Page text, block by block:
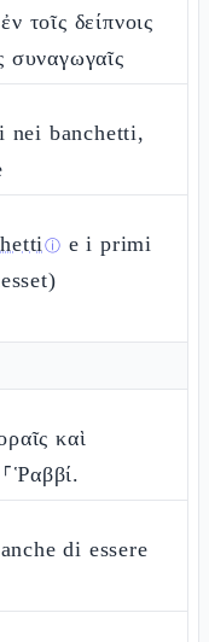
τοῖς δείπνοις
συναγωγαῖς
nei banchetti,
ⓘ e i primi
καὶ
di essere